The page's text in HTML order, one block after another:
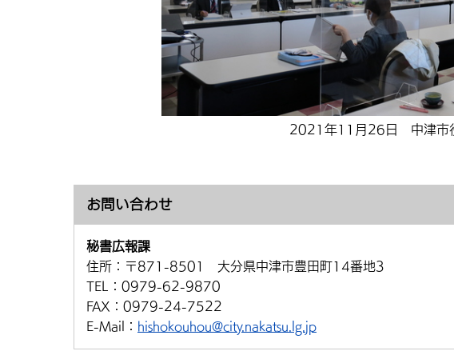
2021年11月26日 中津市
お問い合わせ
秘書広報課
住所： 〒871-8501 大分県中津市豊田町14番地3
TEL： 0979-62-9870
FAX： 0979-24-7522
E-Mail： hishokouhou@city.nakatsu.lg.jp